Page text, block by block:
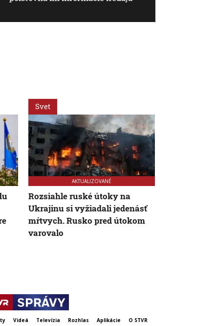
Svet
AKTUALIZOVANÉ
Rozsiahle ruské útoky na
Ukrajinu si vyžiadali jedenásť
mŕtvych. Rusko pred útokom
varovalo
Videá Televízia Rozhlas Aplikácie O STVR